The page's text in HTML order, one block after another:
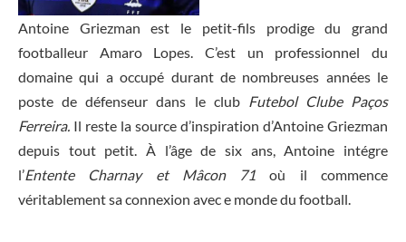
Antoine Griezman est le petit-fils prodige du grand
footballeur Amaro Lopes. C’est un professionnel du
domaine qui a occupé durant de nombreuses années le
poste de défenseur dans le club Futebol Clube Paços
Ferreira. Il reste la source d’inspiration d’Antoine Griezman
depuis tout petit. À l’âge de six ans, Antoine intégre
l’Entente Charnay et Mâcon 71 où il commence
véritablement sa connexion avec e monde du football.